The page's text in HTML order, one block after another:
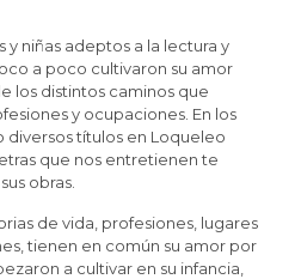
y niñas adeptos a la lectura y
a poco cultivaron su amor
los distintos caminos que
y ocupaciones. En los
diversos títulos en Loqueleo
que nos entretienen te
obras.
de vida, profesiones, lugares
tienen en común su amor por
a cultivar en su infancia,